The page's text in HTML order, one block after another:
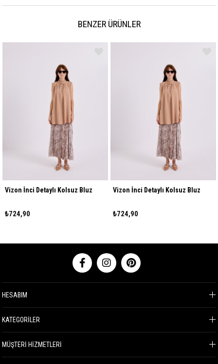
BENZER ÜRÜNLER
Vizon İnci Detaylı Kolsuz Bluz
₺724,90
Vizon İnci Detaylı Kolsuz Bluz
₺724,90
HESABIM
KATEGORİLER
MÜŞTERİ HİZMETLERİ